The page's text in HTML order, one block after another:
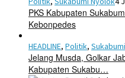
PKS Kabupaten
Kebonpedes
HEADLINE, Politik,
Jelang Musda, Golkar
Kabupaten Sukabu…